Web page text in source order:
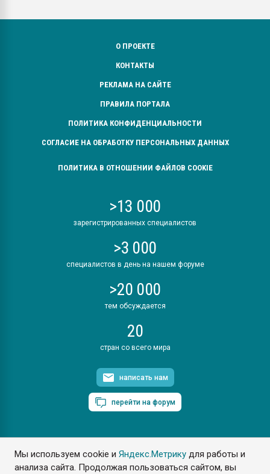
Мы используем cookie иЯндекс.Метрику для работы и
анализа сайта. Продолжая пользоваться сайтом, вы
О ПРОЕКТЕ
КОНТАКТЫ
РЕКЛАМА НА САЙТЕ
ПРАВИЛА ПОРТАЛА
ПОЛИТИКА КОНФИДЕНЦИАЛЬНОСТИ
СОГЛАСИЕ НА ОБРАБОТКУ ПЕРСОНАЛЬНЫХ ДАННЫХ
ПОЛИТИКА В ОТНОШЕНИИ ФАЙЛОВ COOKIE
>13 000
зарегистрированных специалистов
>3 000
специалистов в день на нашем форуме
>20 000
тем обсуждается
20
стран со всего мира
написать нам
перейти на форум
ПластЭксперт © 2006. Все права защищены
Разрешается копирование материалов сайта с обязательной